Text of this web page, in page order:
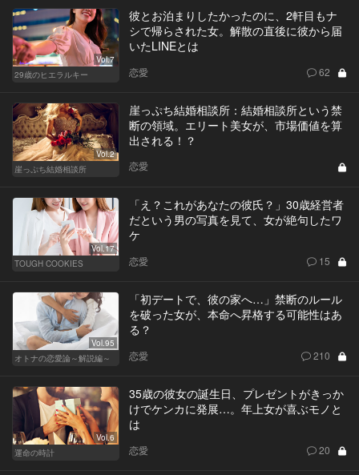
Vol.7
29歳のヒエラルキー
彼とお泊まりしたかったのに、2軒目もナ
シで帰らされた女。解散の直後に彼から届
いたLINEとは
恋愛 62
Vol.2
崖っぷち結婚相談所
崖っぷち結婚相談所：結婚相談所という禁
断の領域。エリート美女が、市場価値を算
出される！？
恋愛
Vol.17
TOUGH COOKIES
「え？これがあなたの彼氏？」30歳経営者
だという男の写真を見て、女が絶句したワ
ケ
恋愛 15
Vol.95
オトナの恋愛論～解説編～
「初デートで、彼の家へ…」禁断のルール
を破った女が、本命へ昇格する可能性はあ
る？
恋愛 210
Vol.6
運命の時計
35歳の彼女の誕生日、プレゼントがきっか
けでケンカに発展…。年上女が喜ぶモノと
は
恋愛 20